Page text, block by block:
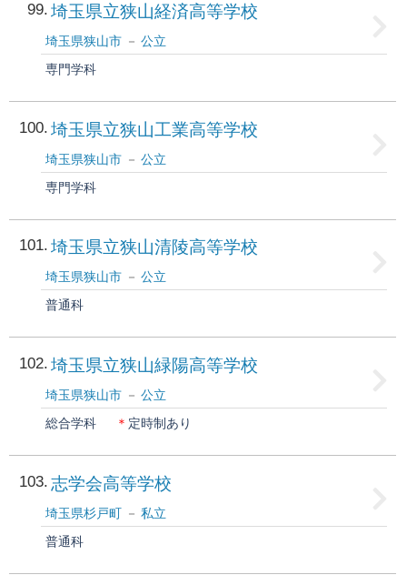
99 埼玉県立狭山経済高等学校
埼玉県狭山市
公立
専門学科
100 埼玉県立狭山工業高等学校
埼玉県狭山市
公立
専門学科
101 埼玉県立狭山清陵高等学校
埼玉県狭山市
公立
普通科
102 埼玉県立狭山緑陽高等学校
埼玉県狭山市
公立
総合学科
＊ 定時制あり
103 志学会高等学校
埼玉県杉戸町
私立
普通科